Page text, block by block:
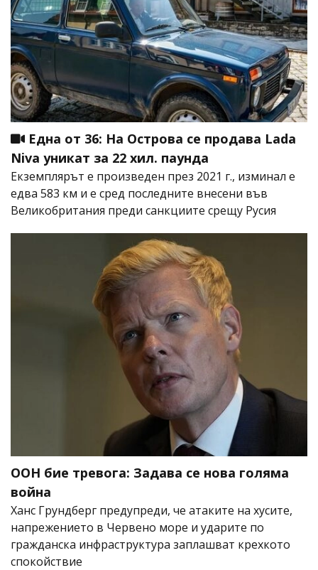
Една от 36: На Острова се продава Lada
Niva уникат за 22 хил. паунда
Екземплярът е произведен през 2021 г., изминал е
едва 583 км и е сред последните внесени във
Великобритания преди санкциите срещу Русия
ООН бие тревога: Задава се нова голяма
война
Ханс Грундберг предупреди, че атаките на хусите,
напрежението в Червено море и ударите по
гражданска инфраструктура заплашват крехкото
спокойствие